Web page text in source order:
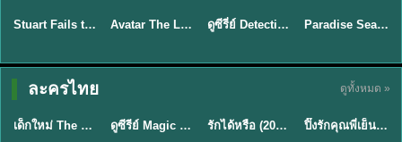
★8.8 EP.2Stuart Fails to Save the Universe (2026) สจ๊วตล่มแผนกู้จักรวาล พากย์ไทย EP1-10 ★7.8 EP.7Avatar The Last Airbender 2 เณรน้อยเจ้าอภินิหาร พากย์ไทย EP.9ดูซีรี่ย์ Detective Hole (2026) พากย์ไทย HD ฟรี อัปเดตล่าสุด Netflix EP.8Paradise Season 2 (2026) พากย์ไทย EP1-8 ดูซีรี่ย์ฝรั่ง HD ครบทุกตอน
ละครไทย ดูทั้งหมด »
★ 8 EP.6
พากย์ไทย
เด็กใหม่ The Reset 2026 EP1-6 พากย์ไทย ดูซีรี่ย์ Netflix ล่าสุด HD ดูซีรีย์ Magic Move (2026) ทำนายทายรัก Thai EP.1-10 HD รักได้หรือ (2026) YOUNG Let's Begin Again พากย์ไทย EP.1-19 ★8
พากย์ไทย
ปิ๊งรักคุณพี่เย็นชา (2026) Frozen Valentine EP.1-10 (จบ)